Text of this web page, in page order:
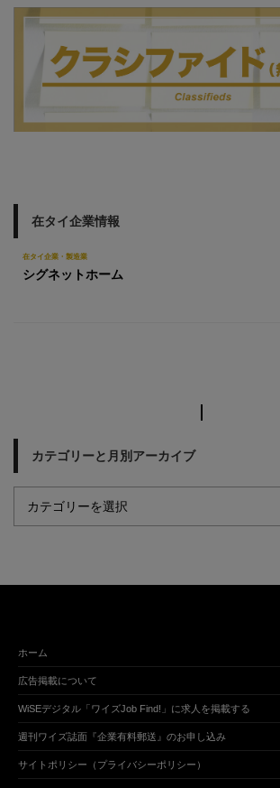
在タイ企業情報
在タイ企業・製造業
シグネットホーム
カテゴリーと月別アーカイブ
ホーム
広告掲載について
WiSEデジタル「ワイズJob Find!」に求人を掲載する
週刊ワイズ誌面『企業有料郵送』のお申し込み
サイトポリシー（プライバシーポリシー）